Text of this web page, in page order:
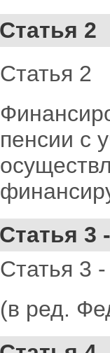
Статья 2
Статья 2
пенсии с
Статья 3
Статья 3
(в ред.